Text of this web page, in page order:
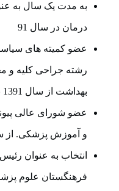
به مدت یک سال به
درمان در سال 91
عضو کمیته های
رشته جراحی کلیه و
بهداشت از سال 1391 به مدت 2 سال
عضو شورای عالی
و آموزش پزشکی. از سال 1393 به
انتخاب به عنوان
فرهنگستان علوم